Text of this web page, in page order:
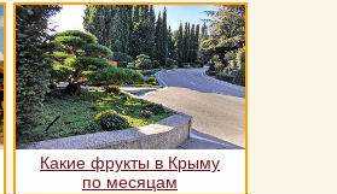
Какие фрукты в Крыму
по месяцам